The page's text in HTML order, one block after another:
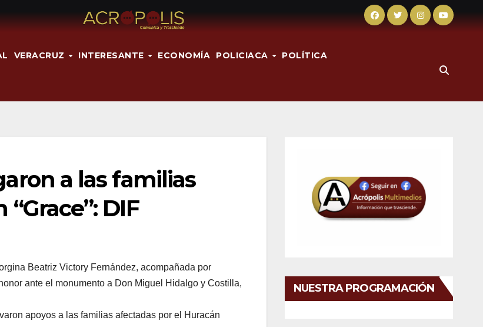
VERACRUZ INTERESANTE ECONOMÍA POLICIACA POLÍTICA
a las familias
DIF
Beatriz Victory Fernández, acompañada por
ante el monumento a Don Miguel Hidalgo y Costilla,
apoyos a las familias afectadas por el Huracán
NUESTRA PROGRAMACIÓN